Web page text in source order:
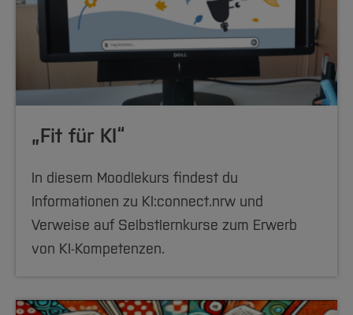
„Fit für KI“
In diesem Moodlekurs findest du
Informationen zu KI:connect.nrw und
Verweise auf Selbstlernkurse zum Erwerb
von KI-Kompetenzen.